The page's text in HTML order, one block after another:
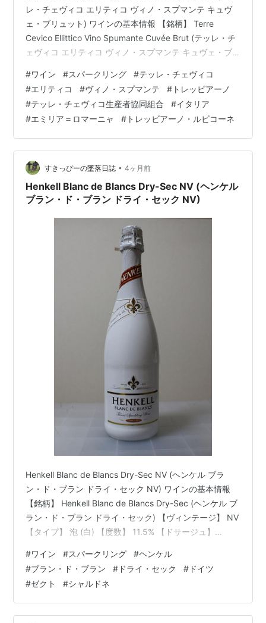
レ・チェヴィコ エリティコ ヴィノ・スプマンテ キュヴ
ェ・ブリュット) ワインの基本情報 【銘柄】 Terre
Cevico Ellittico Vino Spumante Cuvée Brut (テッレ・チ
ェヴィコ エリティコ ヴィノ・スプマンテ キュヴェ・ブ
数】 11.0% 【品種】 Trebbiano (トレッビアーノ) 【生産
者】 Terre Cevico Soc. Coop. Agricola (テッレ・チェヴ
ィコ生産者…
#ワイン #スパークリング #テッレ・チェヴィコ
#エリティコ #ヴィノ・スプマンテ # トレッビアーノ
#テッレ・チェヴィコ生産者協同組合 #イタリア
#エミリア＝ロマーニャ # トレッビアーノ・ルビコーネ
すきっぴーの墜落日誌 • 4ヶ月前
Henkell Blanc de Blancs Dry-Sec NV (ヘンケル
ブラン・ド・ブラン ドライ・セック NV)
Henkell Blanc de Blancs Dry-Sec NV (ヘンケル ブラ
ン・ド・ブラン ドライ・セック NV) ワインの基本情報
【銘柄】 Henkell Blanc de Blancs Dry-Sec (ヘンケル ブ
ラン・ド・ブラン ドライ・セック) 【ヴィンテージ】 NV
【タイプ】 泡 (白) 【度数】 11.5% 【ドサージュ】
(シャルドネ)主体、他不明) 【生産者】 Henkell (ヘンケ
ル) 【生産国】 Germany (ドイツ) 【地域】 - 【品質分
類】 Sekt (ゼクト) 【輸入元】 三…
#ワイン #スパークリング #ヘンケル
#ブラン・ド・ブラン # ドライ・セック # ドイツ
#ゼクト #シャルドネ